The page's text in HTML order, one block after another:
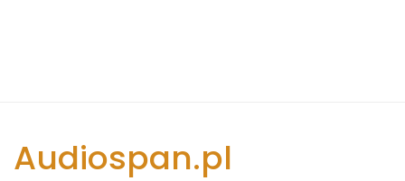
Audiospan.pl